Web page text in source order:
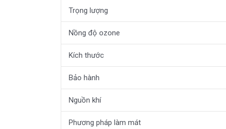
Trọng lượng
Nồng độ ozone
Kích thước
Bảo hành
Nguồn khí
Phương pháp làm mát